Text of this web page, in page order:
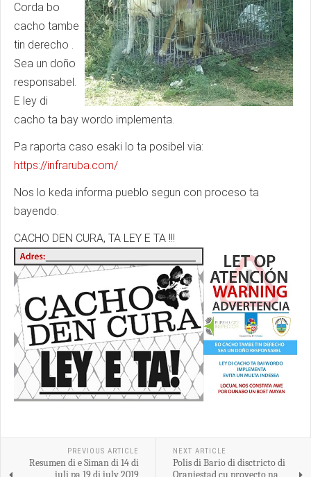
Corda bo
cacho tambe
tin derecho .
Sea un doño
responsabel.
E ley di
cacho ta bay wordo implementa.
Pa raporta caso esaki lo ta posibel via:
https://infraruba.com/
Nos lo keda informa pueblo segun con proceso ta
bayendo.
CACHO DEN CURA, TA LEY E TA !!!
PREVIOUS ARTICLE
Resumen di e Siman di 14 di
NEXT ARTICLE
Polis di Bario di disctricto di